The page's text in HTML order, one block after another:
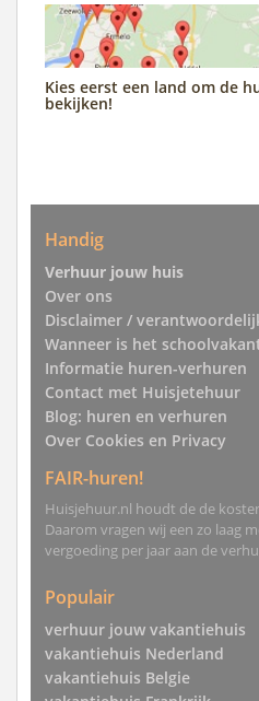
Kies eerst een land om de
bekijken!
Handig
Verhuur jouw huis
Over ons
Disclaimer /
Wanneer is het
Informatie huren-verhuren
Contact met Huisjetehuur
Blog: huren en verhuren
Over Cookies en Privacy
FAIR-huren!
Huisjehuur.nl houdt de de
Daarom vragen wij een zo laag
vergoeding per jaar aan de
Populair
verhuur jouw vakantiehuis
vakantiehuis Nederland
vakantiehuis Belgie